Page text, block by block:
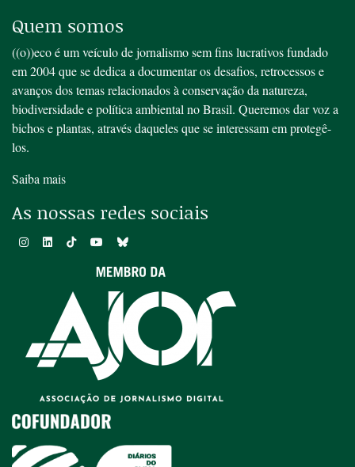
Quem somos
((o))eco é um veículo de jornalismo sem fins lucrativos fundado
em 2004 que se dedica a documentar os desafios, retrocessos e
avanços dos temas relacionados à conservação da natureza,
biodiversidade e política ambiental no Brasil. Queremos dar voz a
bichos e plantas, através daqueles que se interessam em protegê-
los.
Saiba mais
As nossas redes sociais